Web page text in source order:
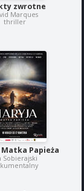
zwrotne
Marques
thriller
Papieża
Sobierajski